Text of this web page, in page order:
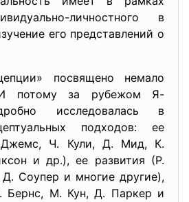
личностного в
его представлений о
посвящено немало
И потому за рубежом Я-
исследовалась в
подходов: ее
Джемс, Ч. Кули, Д. Мид, К.
и др.), ее развития (Р.
Соупер и многие другие),
Бернс, М. Кун, Д. Паркер и